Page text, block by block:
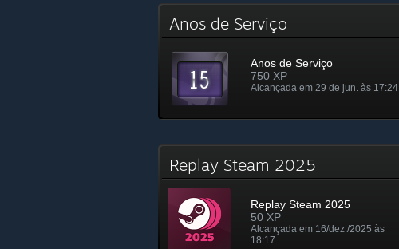
Anos de Serviço
Anos de Serviço
750 XP
Alcançada em 29 de jun. às 17:24
Replay Steam 2025
Replay Steam 2025
50 XP
Alcançada em 16/dez./2025 às
18:17